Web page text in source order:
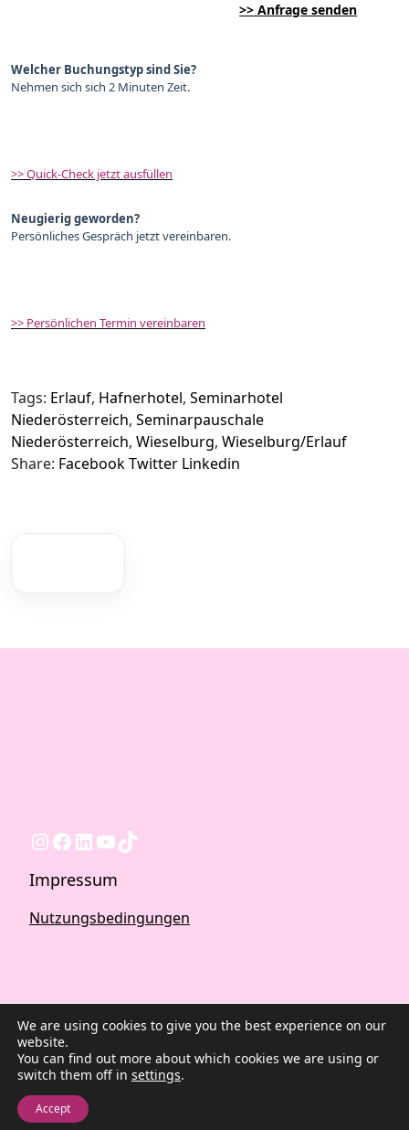
>> Anfrage senden
Welcher Buchungstyp sind Sie?
Nehmen sich sich 2 Minuten Zeit.
>> Quick-Check jetzt ausfüllen
Neugierig geworden?
Persönliches Gespräch jetzt vereinbaren.
>> Persönlichen Termin vereinbaren
Tags: Erlauf, Hafnerhotel, Seminarhotel
Niederösterreich, Seminarpauschale
Niederösterreich, Wieselburg, Wieselburg/Erlauf
Share: FacebookTwitter Linkedin
Instagram
Facebook
LinkedIn
YouTube
TikTok
Impressum
Nutzungsbedingungen
2026 ©Quest Blog WordPress Theme. Powered by
We are using cookies to give you the best experience on our
website.
You can find out more about which cookies we are using or
switch them off in settings.
Accept